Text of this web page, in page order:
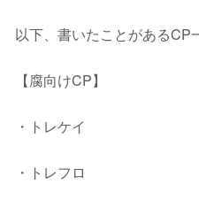
以下、書いたことがあるCP
【腐向けCP】
・トレケイ
・トレフロ